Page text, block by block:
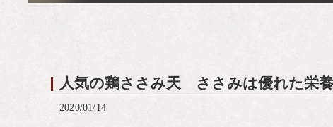
人気の鶏ささみ天 ささみは優れた栄
2020/01/14